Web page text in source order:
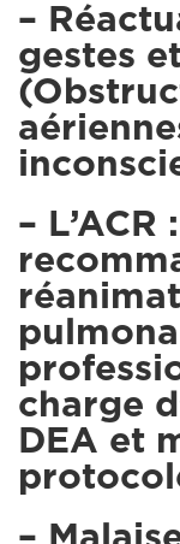
–
gestes
–
charge
DEA et